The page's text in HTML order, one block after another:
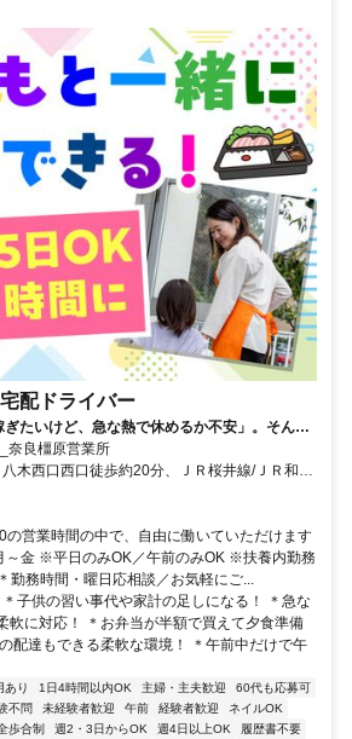
配ドライバー
ぎたいけど、急な熱で休めるか不安」。そんな
ます。週2～5日の勤務で、午前中のみも可
弁当半額の社割も魅力です。
良橿原営業所
木西口西口徒歩約20分、ＪＲ桜井線/ＪＲ和歌
ＪＲ桜井線/ＪＲ和歌山線 畝傍徒歩約24分
の営業時間の中で、自由に働いていただけます
～金 ※平日のみOK／午前のみOK ※扶養内勤務
勤務時間・曜日応相談／お気軽にご...
子供の習い事代や家計の足しになる！ ＊急な
軟に対応！ ＊お弁当が半額で買えて夕食準備
配達もできる柔軟な環境！ ＊午前中だけで午
あり 1日4時間以内OK 主婦・主夫歓迎
60代も応募可
不問 未経験者歓迎 午前 経験者歓迎
ネイルOK
歩合制 週2・3日からOK 週4日以上OK
履歴書不要